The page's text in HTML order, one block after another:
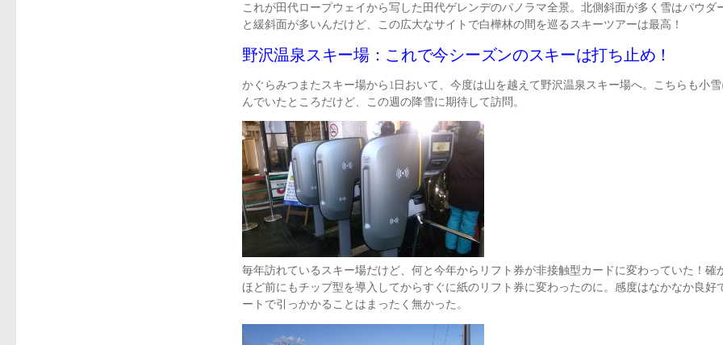
これが田代ロープウェイから写した田代ゲレンデのパノラマ全景。北側斜面が多く雪はパウダ
と緩斜面が多いんだけど、この広大なサイトで白樺林の間を巡るスキーツアーは最高！
野沢温泉スキー場：これで今シーズンのスキーは打ち止め！
かぐらみつまたスキー場から1日おいて、今度は山を越えて野沢温泉スキー場へ。こちらも小
んでいたところだけど、この週の降雪に期待して訪問。
毎年訪れているスキー場だけど、何と今年からリフト券が非接触型カードに変わっていた！確
ほど前にもチップ型を導入してからすぐに紙のリフト券に変わったのに。感度はなかなか良好
ートで引っかかることはまったく無かった。